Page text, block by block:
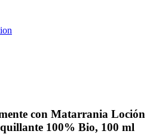
con Matarrania Loción
100% Bio, 100 ml